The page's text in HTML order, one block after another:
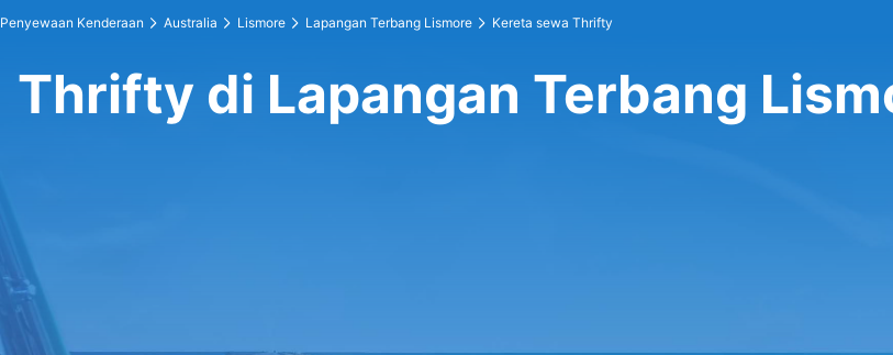
Penyewaan Kenderaan Australia Lismore Lapangan Terbang Lismore Kereta sewa Thrifty
Thrifty di Lapangan Terbang